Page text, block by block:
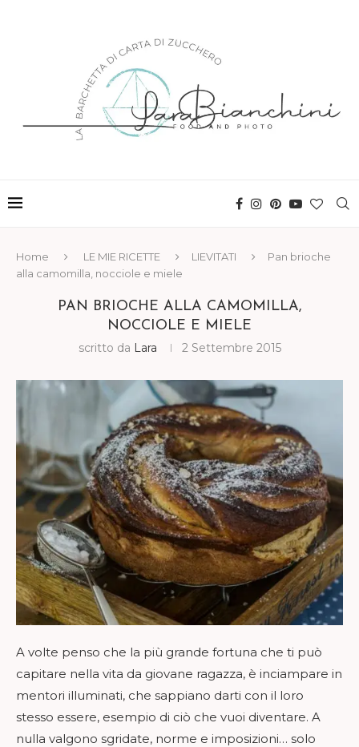
Home LE MIE RICETTE LIEVITATI
Pan brioche
alla camomilla, nocciole e miele
PAN BRIOCHE ALLA CAMOMILLA,
NOCCIOLE E MIELE
scritto da Lara 2 Settembre 2015
A volte penso che la più grande fortuna che ti può
capitare nella vita da giovane ragazza, è inciampare in
mentori illuminati, che sappiano darti con il loro
stesso essere, esempio di ciò che vuoi diventare. A
nulla valgono sgridate, norme e imposizioni… solo